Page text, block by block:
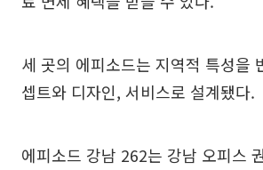
세 곳의 에피소드는 지역적 특성을
셉트와 디자인, 서비스로 설계됐다.
에피소드 강남 262는 강남 오피스